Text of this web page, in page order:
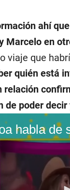
ahí
Marcelo en
viaje que
quién está
relación
de poder decir